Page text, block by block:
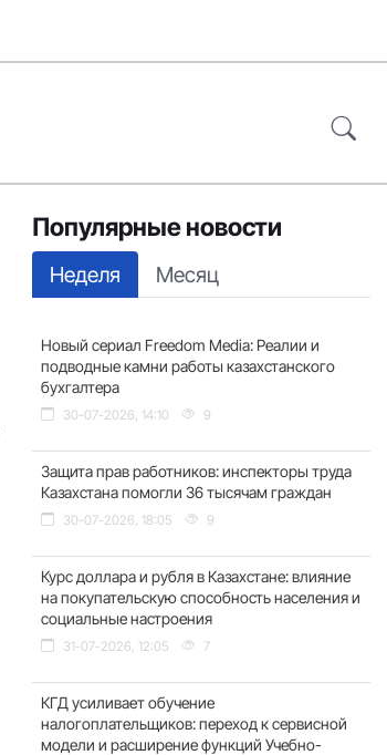
Популярные новости
Неделя Месяц
Новый сериал Freedom Media: Реалии и
подводные камни работы казахстанского
бухгалтера
30-07-2026, 14:10 9
Защита прав работников: инспекторы труда
Казахстана помогли 36 тысячам граждан
30-07-2026, 18:05 9
Курс доллара и рубля в Казахстане: влияние
на покупательскую способность населения и
социальные настроения
31-07-2026, 12:05 7
КГД усиливает обучение
налогоплательщиков: переход к сервисной
модели и расширение функций Учебно-